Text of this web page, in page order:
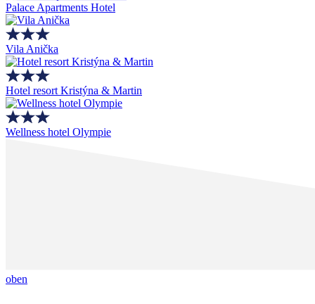
Palace Apartments Hotel
Vila Anička
Hotel resort Kristýna & Martin
Wellness hotel Olympie
oben